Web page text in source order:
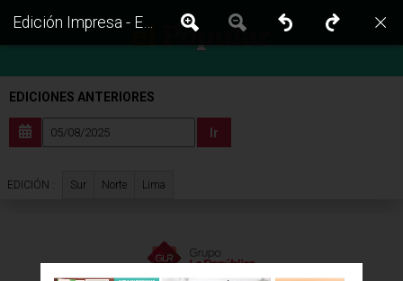
EDICIONES ANTERIORES
Ir
EDICIÓN : Sur Norte Lima
Edición Impresa - El Popular | Lima - Martes 05 de Agosto del 2025